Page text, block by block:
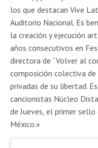
los que destacan Vive
Auditorio Nacional. Es
la creación y ejecución
años consecutivos en
directora de “Volver al
composición colectiva
privadas de su libertad.
cancionistas Núcleo
de Jueves, el primer
México.»